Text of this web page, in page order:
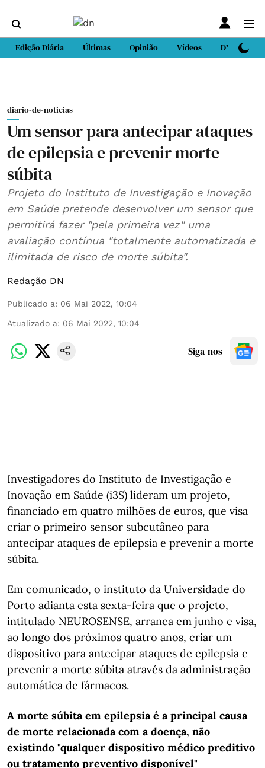
Edição Diária Últimas Opinião Vídeos DN Sport
diario-de-noticias
Um sensor para antecipar ataques
de epilepsia e prevenir morte
súbita
Projeto do Instituto de Investigação e Inovação
em Saúde pretende desenvolver um sensor que
permitirá fazer "pela primeira vez" uma
avaliação contínua "totalmente automatizada e
ilimitada de risco de morte súbita".
Redação DN
Publicado a: 06 Mai 2022, 10:04
Atualizado a: 06 Mai 2022, 10:04
Siga-nos
Investigadores do Instituto de Investigação e
Inovação em Saúde (i3S) lideram um projeto,
financiado em quatro milhões de euros, que visa
criar o primeiro sensor subcutâneo para
antecipar ataques de epilepsia e prevenir a morte
súbita.
Em comunicado, o instituto da Universidade do
Porto adianta esta sexta-feira que o projeto,
intitulado NEUROSENSE, arranca em junho e visa,
ao longo dos próximos quatro anos, criar um
dispositivo para antecipar ataques de epilepsia e
prevenir a morte súbita através da administração
automática de fármacos.
A morte súbita em epilepsia é a principal causa
de morte relacionada com a doença, não
existindo "qualquer dispositivo médico preditivo
ou tratamento preventivo disponível"